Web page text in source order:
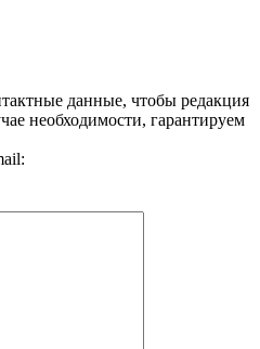
данные, чтобы редакция
необходимости, гарантируем